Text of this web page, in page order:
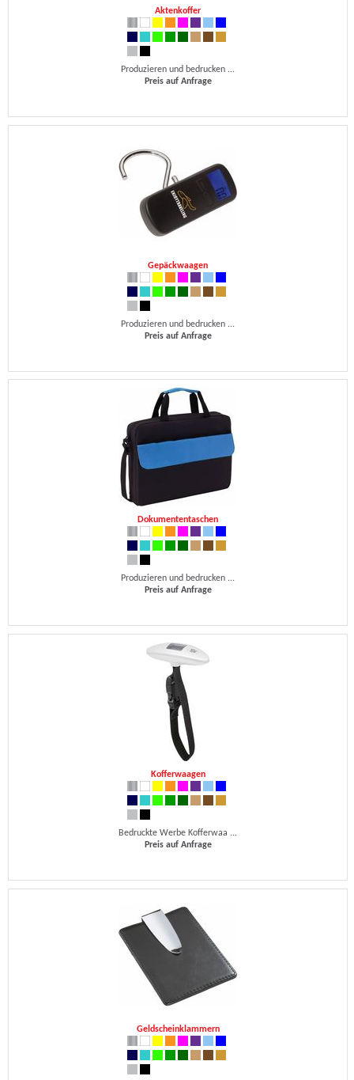
Aktenkoffer
Produzieren und bedrucken ...
Preis auf Anfrage
Gepäckwaagen
Produzieren und bedrucken ...
Preis auf Anfrage
Dokumententaschen
Produzieren und bedrucken ...
Preis auf Anfrage
Kofferwaagen
Bedruckte Werbe Kofferwaa ...
Preis auf Anfrage
Geldscheinklammern